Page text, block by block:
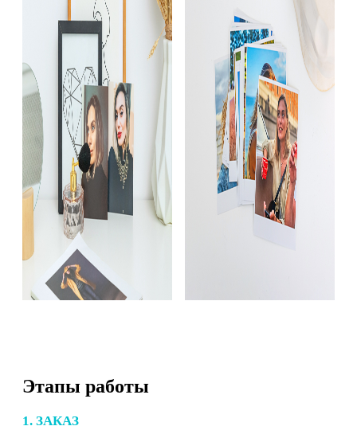
Этапы работы
1. ЗАКАЗ